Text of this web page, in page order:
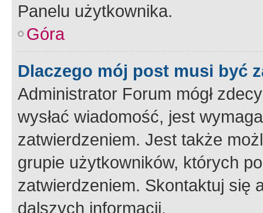
Panelu użytkownika.
Góra
Dlaczego mój post musi być
Administrator Forum mógł
wysłać wiadomość, jest
zatwierdzeniem. Jest także
grupie użytkowników, których
zatwierdzeniem. Skontaktuj się
dalszych informacji.